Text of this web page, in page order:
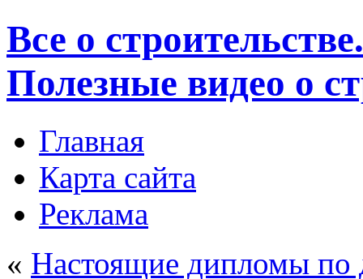
Все о
Полезные видео о
Главная
Карта сайта
Реклама
« Настоящие дипломы по